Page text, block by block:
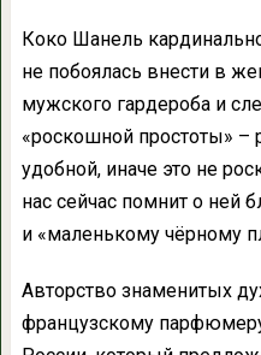
Коко Шанель
не побоялась внести в
мужского гардероба и
«роскошной простоты»
удобной, иначе это не
нас сейчас помнит о ней
и «маленькому чёрному
Авторство знаменитых
французскому